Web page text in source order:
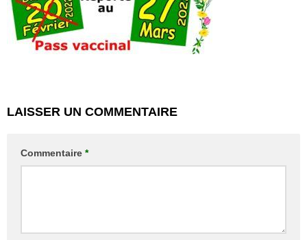
LAISSER UN COMMENTAIRE
Commentaire *